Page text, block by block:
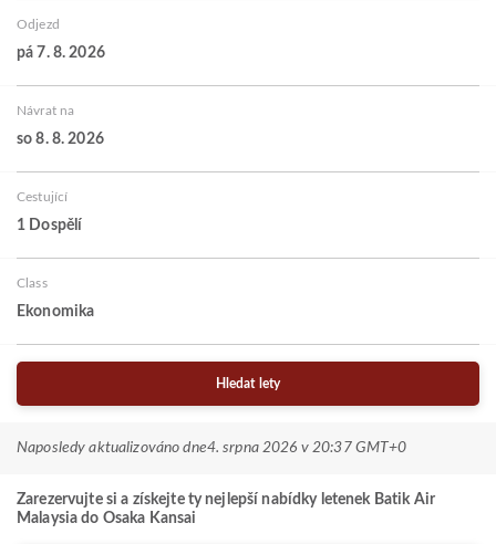
Odjezd
pá 7. 8. 2026
Návrat na
so 8. 8. 2026
Cestující
1 Dospělí
Class
Ekonomika
Hledat lety
Naposledy aktualizováno dne4. srpna 2026 v 20:37 GMT+0
Zarezervujte si a získejte ty nejlepší nabídky letenek Batik Air
Malaysia do Osaka Kansai